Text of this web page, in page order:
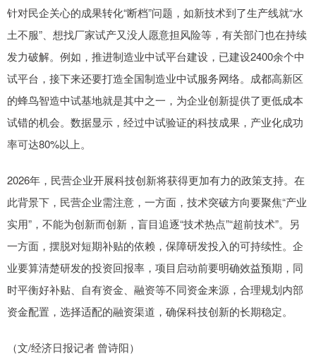
针对民企关心的成果转化“断档”问题，如新技术到了生产线就“水
土不服”、想找厂家试产又没人愿意担风险等，有关部门也在持续
发力破解。例如，推进制造业中试平台建设，已建设2400余个中
试平台，接下来还要打造全国制造业中试服务网络。成都高新区
的蜂鸟智造中试基地就是其中之一，为企业创新提供了更低成本
试错的机会。数据显示，经过中试验证的科技成果，产业化成功
率可达80%以上。
2026年，民营企业开展科技创新将获得更加有力的政策支持。在
此背景下，民营企业需注意，一方面，技术突破方向要聚焦“产业
实用”，不能为创新而创新，盲目追逐“技术热点”“超前技术”。另
一方面，摆脱对短期补贴的依赖，保障研发投入的可持续性。企
业要算清楚研发的投资回报率，项目启动前要明确效益预期，同
时平衡好补贴、自有资金、融资等不同资金来源，合理规划内部
资金配置，选择适配的融资渠道，确保科技创新的长期稳定。
（文/经济日报记者 曾诗阳）